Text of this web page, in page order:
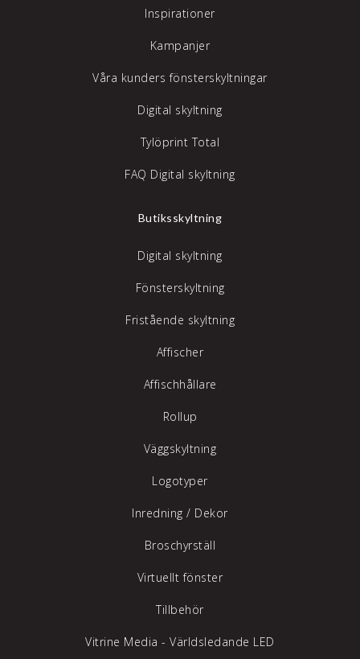
Inspirationer
Kampanjer
Våra kunders fönsterskyltningar
Digital skyltning
Tylöprint Total
FAQ Digital skyltning
Butiksskyltning
Digital skyltning
Fönsterskyltning
Fristående skyltning
Affischer
Affischhållare
Rollup
Väggskyltning
Logotyper
Inredning / Dekor
Broschyrställ
Virtuellt fönster
Tillbehör
Vitrine Media - Världsledande LED